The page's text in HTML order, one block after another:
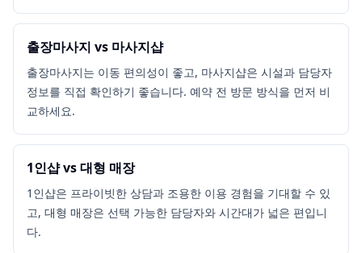
출장마사지 vs 마사지샵
출장마사지는 이동 편의성이 좋고, 마사지샵은 시설과 담당자
정보를 직접 확인하기 좋습니다. 예약 전 방문 방식을 먼저 비
교하세요.
1인샵 vs 대형 매장
1인샵은 프라이빗한 상담과 조용한 이용 경험을 기대할 수 있
고, 대형 매장은 선택 가능한 담당자와 시간대가 넓은 편입니
다.